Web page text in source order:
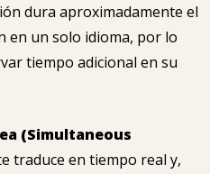
dura aproximadamente el
en un solo idioma, por lo
tiempo adicional en su
(Simultaneous
traduce en tiempo real y,